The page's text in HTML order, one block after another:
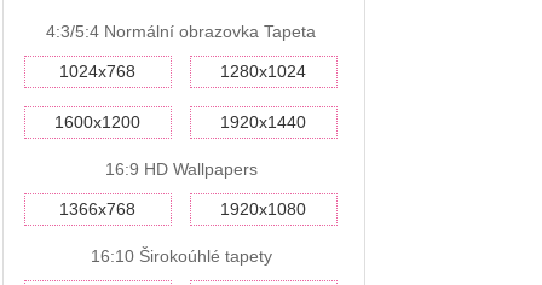
4:3/5:4 Normální obrazovka Tapeta
1024x768 1280x1024
1600x1200 1920x1440
16:9 HD Wallpapers
1366x768 1920x1080
16:10 Širokoúhlé tapety